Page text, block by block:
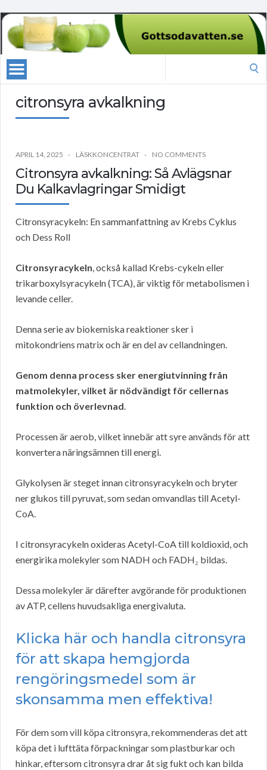
citronsyra avkalkning
APRIL 14, 2025 LÄSKKONCENTRAT NO COMMENTS
Citronsyra avkalkning: Så Avlägsnar
Du Kalkavlagringar Smidigt
Citronsyracykeln: En sammanfattning av Krebs Cyklus
och Dess Roll
Citronsyracykeln, också kallad Krebs-cykeln eller
trikarboxylsyracykeln (TCA), är viktig för metabolismen i
levande celler.
Denna serie av biokemiska reaktioner sker i
mitokondriens matrix och är en del av cellandningen.
Genom denna process sker energiutvinning från
matmolekyler, vilket är nödvändigt för cellernas
funktion och överlevnad.
Processen är aerob, vilket innebär att syre används för att
konvertera näringsämnen till energi.
Glykolysen är steget innan citronsyracykeln och bryter
ner glukos till pyruvat, som sedan omvandlas till Acetyl-
CoA.
I citronsyracykeln oxideras Acetyl-CoA till koldioxid, och
energirika molekyler som NADH och FADH₂ bildas.
Dessa molekyler är därefter avgörande för produktionen
av ATP, cellens huvudsakliga energivaluta.
Klicka här och handla citronsyra
för att skapa hemgjorda
rengöringsmedel som är
skonsamma men effektiva!
För dem som vill köpa citronsyra, rekommenderas det att
köpa det i lufttäta förpackningar som plastburkar och
hinkar, eftersom citronsyra drar åt sig fukt och kan bilda